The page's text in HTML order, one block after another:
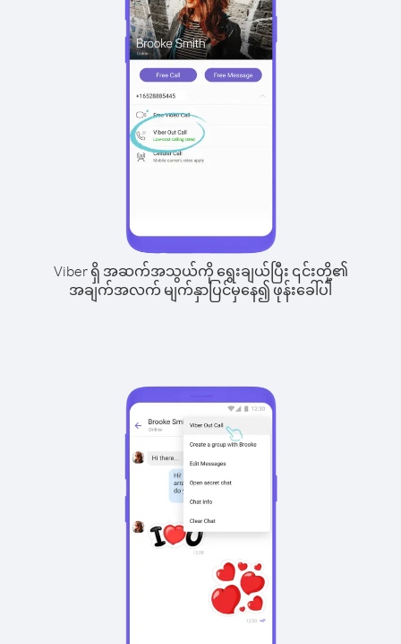
Viber ရှိ အဆက်အသွယ်ကို ရွေးချယ်ပြီး ၎င်းတို့၏
အချက်အလက် မျက်နှာပြင်မှနေ၍ ဖုန်းခေါ်ပါ